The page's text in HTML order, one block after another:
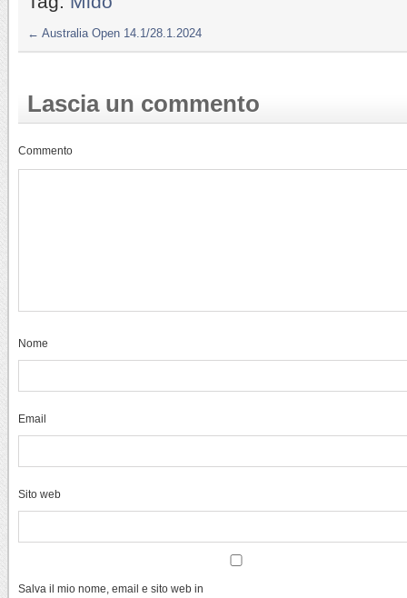
← Australia Open 14.1/28.1.2024
Lascia un commento
Commento
Nome
Email
Sito web
Salva il mio nome, email e sito web in